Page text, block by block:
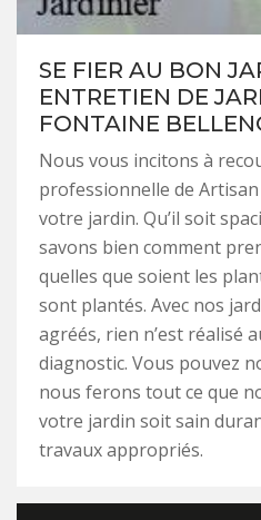
SE FIER AU BON
ENTRETIEN DE
FONTAINE
Nous vous incitons à
professionnelle de
votre jardin. Qu’il soit
savons bien comment
quelles que soient les
sont plantés. Avec nos
agréés, rien n’est réalisé
diagnostic. Vous pouvez
nous ferons tout ce que
votre jardin soit sain
travaux appropriés.